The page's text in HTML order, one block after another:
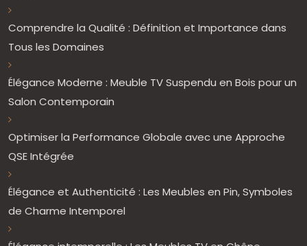
Comprendre la Qualité : Définition et Importance dans
Tous les Domaines
Élégance Moderne : Meuble TV Suspendu en Bois pour un
Salon Contemporain
Optimiser la Performance Globale avec une Approche
QSE Intégrée
Élégance et Authenticité : Les Meubles en Pin, Symboles
de Charme Intemporel